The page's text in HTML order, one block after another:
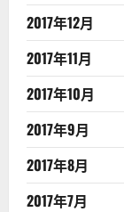
2017年12月
2017年11月
2017年10月
2017年9月
2017年8月
2017年7月